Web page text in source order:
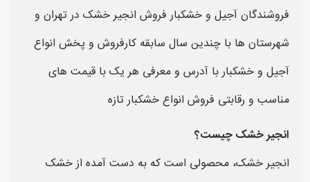
فروشندگان آجیل و خشکبار فروش انجیر خشک در تهران و
شهرستان ها با چندین سال سابقه کارفروش و پخش انواع
آجیل و خشکبار با آدرس و معرفی هر یک با قیمت های
مناسب و رقابتی فروش انواع خشکبار تازه
انجیر خشک چیست؟
انجیر خشک، محصولی است که به دست آمده از خشک